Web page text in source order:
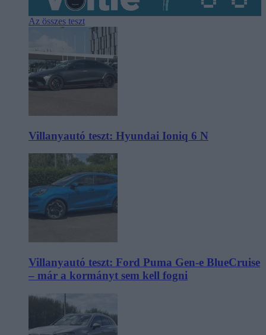
Az összes teszt
Villanyautó teszt: Hyundai Ioniq 6 N
Villanyautó teszt: Ford Puma Gen-e BlueCruise
– már a kormányt sem kell fogni